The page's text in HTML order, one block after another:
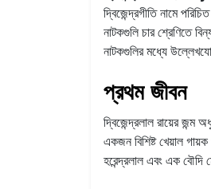
দ্বিজেন্দ্রগীতি নামে
নাটকগুলি চার শ্রেণিতে
নাটকগুলির মধ্যে
প্রথম জীবন
দ্বিজেন্দ্রলাল রায়ের জন্ম
একজন বিশিষ্ট খেয়াল
হরেন্দ্রলাল এবং এক বৌদি